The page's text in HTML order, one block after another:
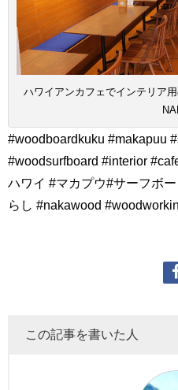
ハワイアンカフェでインテリア
#woodboardkuku #makapuu
#woodsurfboard #interior
ハワイ #マカプウ#サーフボ
らし #nakawood
この記事を書いた人